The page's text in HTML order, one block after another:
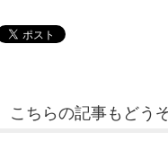
こちらの記事もどう